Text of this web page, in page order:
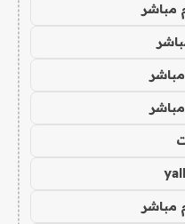
مباشر
مباشر